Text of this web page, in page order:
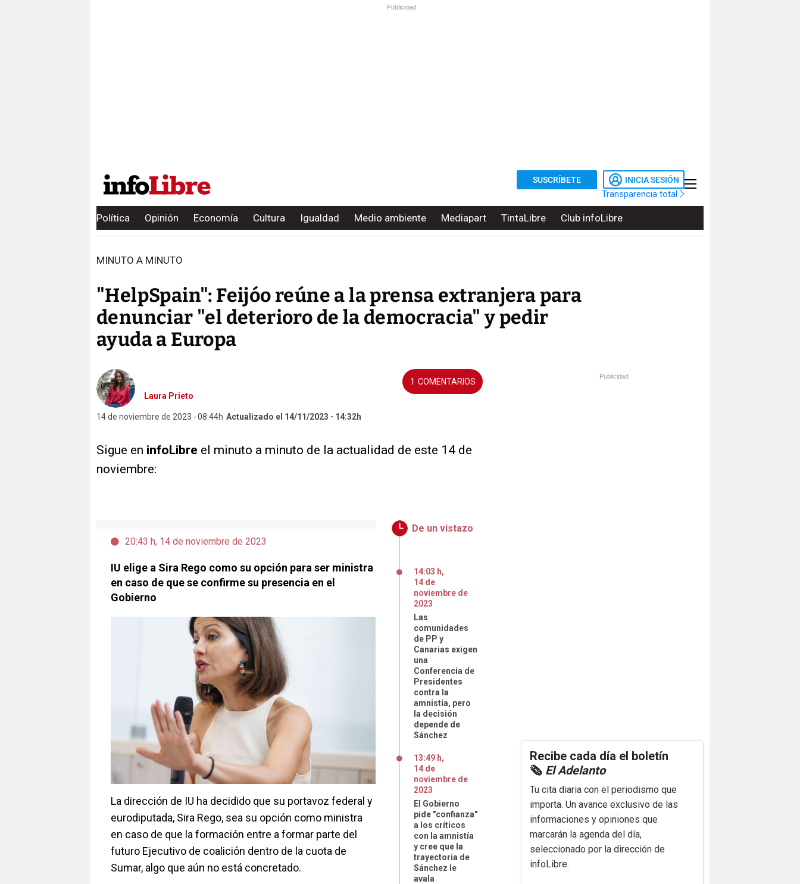
Publicidad
SUSCRÍBETE INICIA SESIÓN
Transparencia total
Política Opinión Economía Cultura Igualdad Medio ambiente Mediapart TintaLibre Club infoLibre
MINUTO A MINUTO
"HelpSpain": Feijóo reúne a la prensa extranjera para
denunciar "el deterioro de la democracia" y pedir
ayuda a Europa
Laura Prieto
14 de noviembre de 2023 08:44h Actualizado el 14/11/2023 14:32h
1
Sigue en infoLibre el minuto a minuto de la actualidad de este 14 de
noviembre:
20:43 h, 14 de noviembre de 2023
IU elige a Sira Rego como su opción para ser ministra
en caso de que se confirme su presencia en el
Gobierno
La dirección de IU ha decidido que su portavoz federal y
eurodiputada, Sira Rego, sea su opción como ministra
en caso de que la formación entre a formar parte del
futuro Ejecutivo de coalición dentro de la cuota de
Sumar, algo que aún no está concretado.
De un vistazo
14:03 h,
14 de
noviembre de
2023
Las
comunidades
de PP y
Canarias exigen
una
Conferencia de
Presidentes
contra la
amnistía, pero
la decisión
depende de
Sánchez
13:49 h,
14 de
noviembre de
2023
El Gobierno
pide "confianza"
a los críticos
con la amnistía
y cree que la
trayectoria de
Sánchez le
avala
Publicidad
Recibe cada día el boletín
🗞️ El Adelanto
Tu cita diaria con el periodismo que
importa. Un avance exclusivo de las
informaciones y opiniones que
marcarán la agenda del día,
seleccionado por la dirección de
infoLibre.